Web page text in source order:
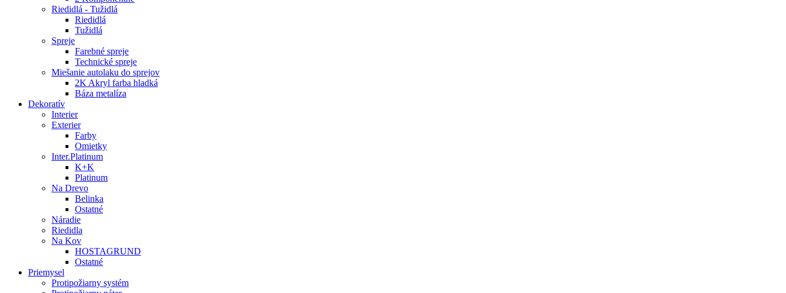
Riedidlá - Tužidlá
Riedidlá
Tužidlá
Spreje
Farebné spreje
Technické spreje
Miešanie autolaku do sprejov
2K Akryl farba hladká
Báza metalíza
Dekoratív
Interier
Exterier
Farby
Omietky
Inter.Platinum
K+K
Platinum
Na Drevo
Belinka
Ostatné
Náradie
Riedidla
Na Kov
HOSTAGRUND
Ostatné
Priemysel
Protipožiarny systém